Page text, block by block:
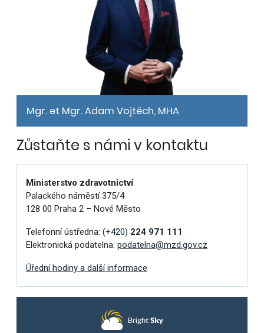
Mgr. et Mgr. Adam Vojtěch, MHA
Zůstaňte s námi v kontaktu
Ministerstvo zdravotnictví
Palackého náměstí 375/4
128 00 Praha 2 – Nové Město
Telefonní ústředna: (+420) 224 971 111
Elektronická podatelna: podatelna@mzd.gov.cz
Úřední hodiny a další informace